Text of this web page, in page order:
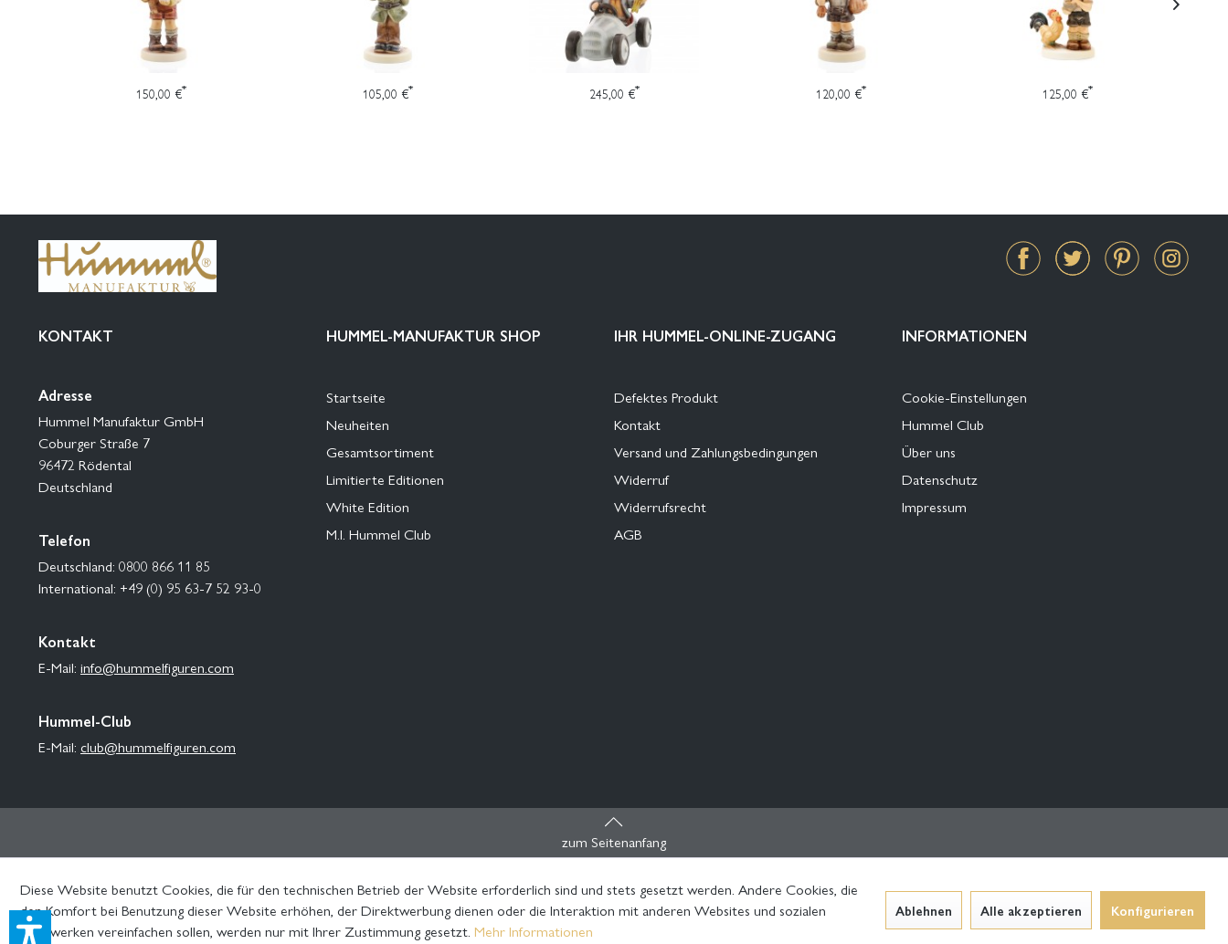
150,00 €* 105,00 €* 245,00 €* 120,00 €* 125,00 €*
KONTAKT
Adresse
Hummel Manufaktur GmbH
Coburger Straße 7
96472 Rödental
Deutschland
Telefon
Deutschland: 0800 866 11 85
International: +49 (0) 95 63-7 52 93-0
Kontakt
E-Mail: info@hummelfiguren.com
Hummel-Club
E-Mail: club@hummelfiguren.com
HUMMEL-MANUFAKTUR SHOP
Startseite
Neuheiten
Gesamtsortiment
Limitierte Editionen
White Edition
M.I. Hummel Club
IHR HUMMEL-ONLINE-ZUGANG
Defektes Produkt
Kontakt
Versand und Zahlungsbedingungen
Widerruf
Widerrufsrecht
AGB
INFORMATIONEN
Cookie-Einstellungen
Hummel Club
Über uns
Datenschutz
Impressum
zum Seitenanfang
Diese Website benutzt Cookies, die für den technischen Betrieb der Website erforderlich sind und stets gesetzt werden. Andere Cookies, die
den Komfort bei Benutzung dieser Website erhöhen, der Direktwerbung dienen oder die Interaktion mit anderen Websites und sozialen
Netzwerken vereinfachen sollen, werden nur mit Ihrer Zustimmung gesetzt. Mehr Informationen
Ablehnen Alle akzeptieren Konfigurieren